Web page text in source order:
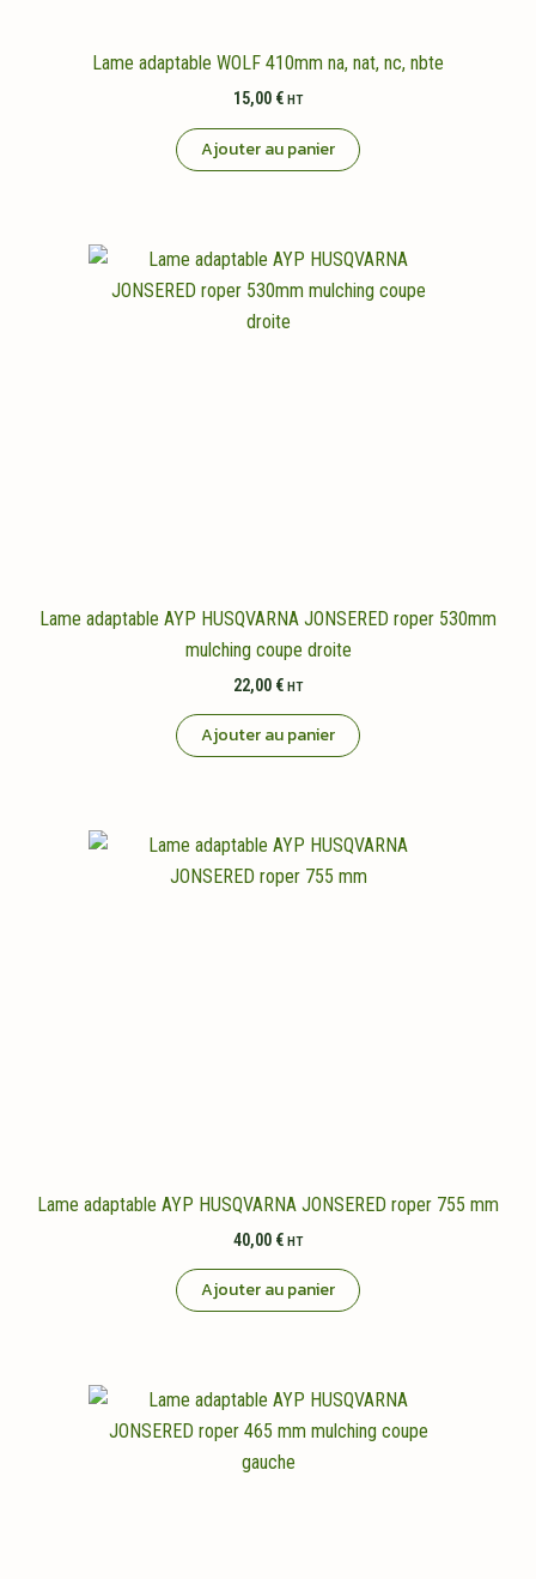
Lame adaptable WOLF 410mm na, nat, nc, nbte
15,00 € HT
Ajouter au panier
Lame adaptable AYP HUSQVARNA JONSERED roper 530mm
mulching coupe droite
22,00 € HT
Ajouter au panier
Lame adaptable AYP HUSQVARNA JONSERED roper 755 mm
40,00 € HT
Ajouter au panier